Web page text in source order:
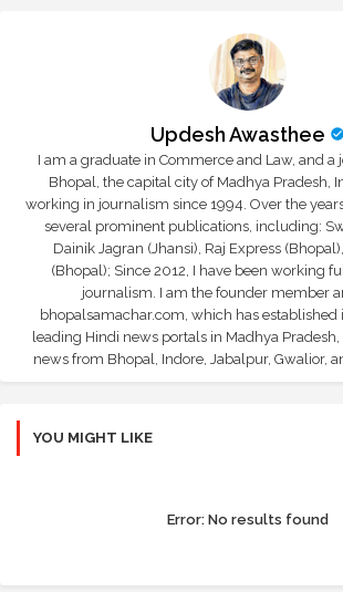
Updesh Awasthee
I am a graduate in Commerce and Law, and a
Bhopal, the capital city of Madhya Pradesh,
working in journalism since 1994. Over the
several prominent publications, including:
Dainik Jagran (Jhansi), Raj Express
(Bhopal); Since 2012, I have been working
journalism. I am the founder member
bhopalsamachar.com, which has established
leading Hindi news portals in Madhya
news from Bhopal, Indore, Jabalpur, Gwalior,
YOU MIGHT LIKE
Error: No results found